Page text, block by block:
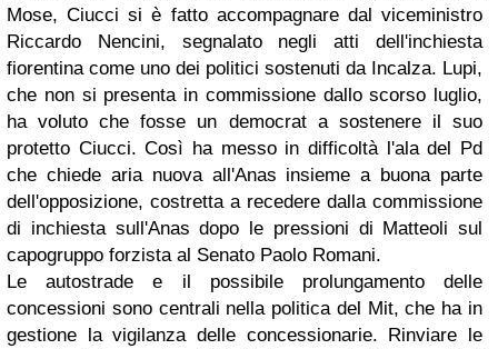
Mose, Ciucci si è fatto accompagnare dal viceministro
Riccardo Nencini, segnalato negli atti dell'inchiesta
fiorentina come uno dei politici sostenuti da Incalza. Lupi,
che non si presenta in commissione dallo scorso luglio,
ha voluto che fosse un democrat a sostenere il suo
protetto Ciucci. Così ha messo in difficoltà l'ala del Pd
che chiede aria nuova all'Anas insieme a buona parte
dell'opposizione, costretta a recedere dalla commissione
di inchiesta sull'Anas dopo le pressioni di Matteoli sul
capogruppo forzista al Senato Paolo Romani.
Le autostrade e il possibile prolungamento delle
concessioni sono centrali nella politica del Mit, che ha in
gestione la vigilanza delle concessionarie. Rinviare le